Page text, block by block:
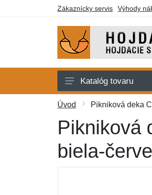
Zákaznícky servis Výhody
Hojdacie siete
Hojdacie kreslá
Deky a lehátka
Katalóg tovaru
Úvod Pikniková deka
Pikniková
biela-